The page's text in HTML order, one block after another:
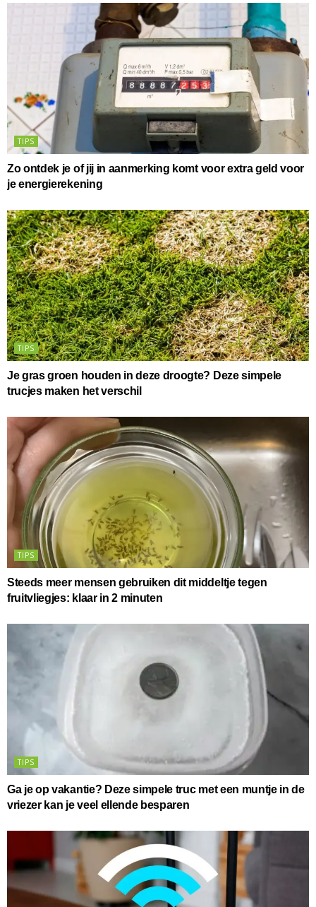
TIPS
Zo ontdek je of jij in aanmerking komt voor extra geld voor
je energierekening
TIPS
Je gras groen houden in deze droogte? Deze simpele
trucjes maken het verschil
TIPS
Steeds meer mensen gebruiken dit middeltje tegen
fruitvliegjes: klaar in 2 minuten
TIPS
Ga je op vakantie? Deze simpele truc met een muntje in de
vriezer kan je veel ellende besparen